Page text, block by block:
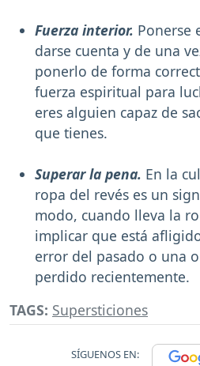
Fuerza interior. Ponerse
darse cuenta y de una
ponerlo de forma
fuerza espiritual para
eres alguien capaz de
que tienes.
Superar la pena. En la
ropa del revés es un
modo, cuando lleva la
implicar que está
error del pasado o una
perdido recientemente.
TAGS: Supersticiones
SÍGUENOS EN: